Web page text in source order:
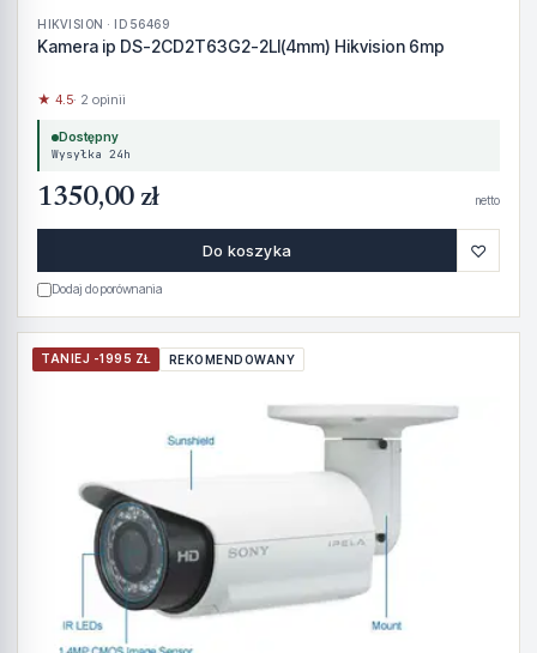
HIKVISION · ID 56469
Kamera ip DS-2CD2T63G2-2LI(4mm) Hikvision 6mp
★ 4.5· 2 opinii
Dostępny
Wysyłka 24h
1350,00 zł netto
Do koszyka ♡
Dodaj do porównania
TANIEJ -1995 ZŁ REKOMENDOWANY